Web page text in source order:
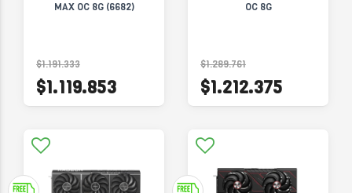
MAX OC 8G (6682)
$1.191.333
$1.119.853
OC 8G
$1.289.761
$1.212.375